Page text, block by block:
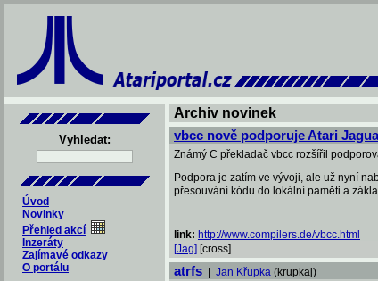
Vyhledat:
Úvod
Novinky
Přehled akcí
Inzeráty
Zajímavé odkazy
O portálu
Archiv novinek
vbcc nově podporuje Atari
Známý C překladač vbcc rozšířil
Podpora je zatím ve vývoji, ale už nyní
přesouvání kódu do lokální paměti a
link: http://www.compilers.de/vbcc.html
[Jag] [cross]
atrfs Jan Křupka (krupkaj)